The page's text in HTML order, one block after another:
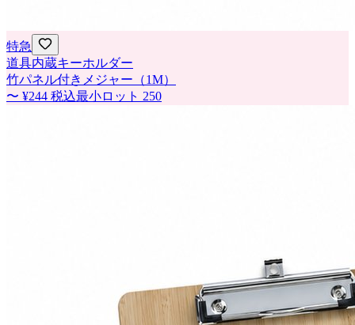
特急
道具内蔵キーホルダー
竹パネル付きメジャー（1M）
〜 ¥244 税込最小ロット 250